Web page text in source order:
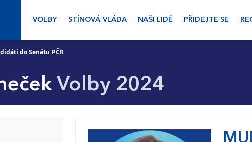
VOLBY STÍNOVÁ VLÁDA NAŠI LIDÉ PŘIDEJTE SE
do Senátu PČR
Volby 2024